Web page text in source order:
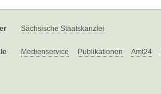
Sächsische Staatskanzlei
Medienservice Publikationen Amt24